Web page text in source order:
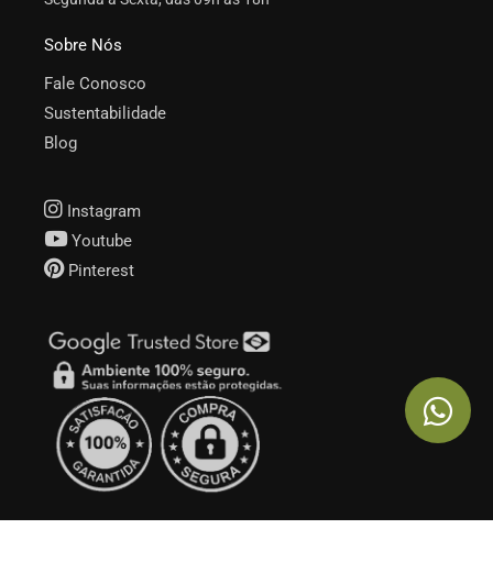
Sobre Nós
Fale Conosco
Sustentabilidade
Blog
Instagram
Youtube
Pinterest